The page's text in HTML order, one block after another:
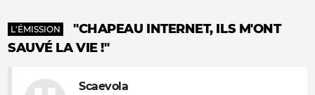
L'ÉMISSION
"CHAPEAU INTERNET, ILS M'ONT
SAUVÉ LA VIE !"
Scaevola